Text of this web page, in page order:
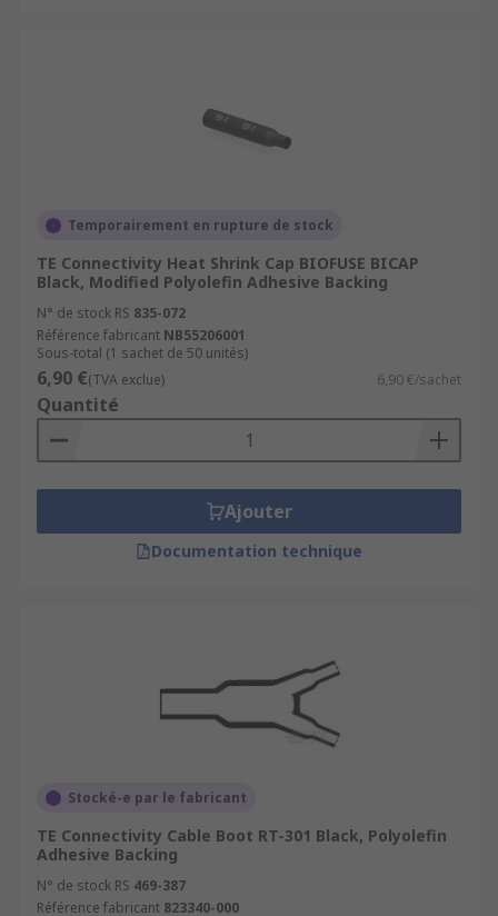
Temporairement en rupture de stock
TE Connectivity Heat Shrink Cap BIOFUSE BICAP
Black, Modified Polyolefin Adhesive Backing
N° de stock RS 835-072
Référence fabricant NB55206001
Sous-total (1 sachet de 50 unités)
6,90 €(TVA exclue) 6,90 €/sachet
Quantité
Ajouter
Documentation technique
Stocké-e par le fabricant
TE Connectivity Cable Boot RT-301 Black, Polyolefin
Adhesive Backing
N° de stock RS 469-387
Référence fabricant 823340-000